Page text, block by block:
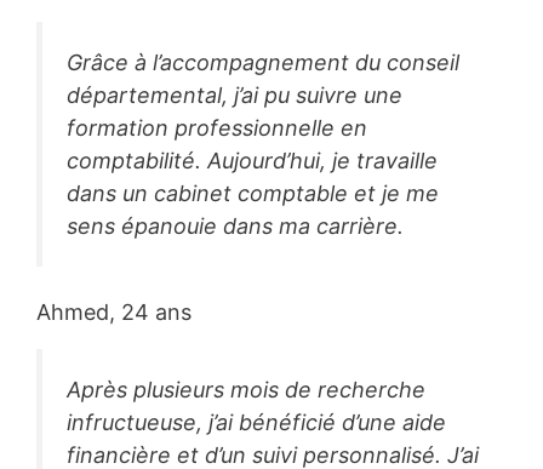
Grâce à l’accompagnement du conseil
départemental, j’ai pu suivre une
formation professionnelle en
comptabilité. Aujourd’hui, je travaille
dans un cabinet comptable et je me
sens épanouie dans ma carrière.
Ahmed, 24 ans
Après plusieurs mois de recherche
infructueuse, j’ai bénéficié d’une aide
financière et d’un suivi personnalisé. J’ai